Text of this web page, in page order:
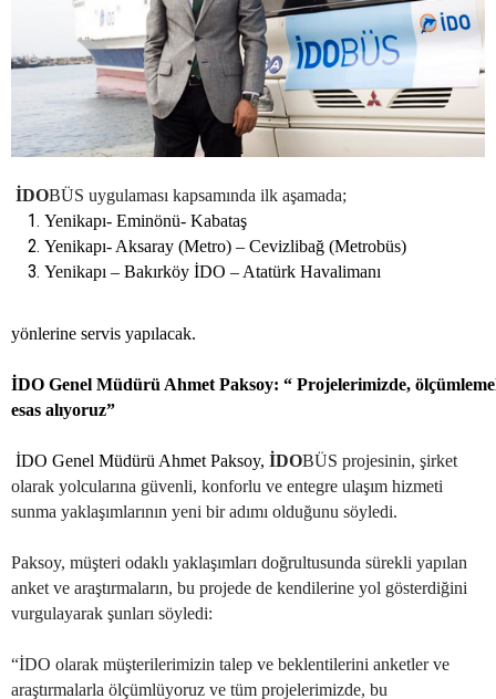
İDOBÜS uygulaması kapsamında ilk aşamada;
Yenikapı- Eminönü- Kabataş
Yenikapı- Aksaray (Metro) – Cevizlibağ (Metrobüs)
Yenikapı – Bakırköy İDO – Atatürk Havalimanı
yönlerine servis yapılacak.
İDO Genel Müdürü Ahmet Paksoy: “ Projelerimizde,
esas alıyoruz”
İDO Genel Müdürü Ahmet Paksoy, İDOBÜS projesinin, şirket
olarak yolcularına güvenli, konforlu ve entegre ulaşım hizmeti
sunma yaklaşımlarının yeni bir adımı olduğunu söyledi.
Paksoy, müşteri odaklı yaklaşımları doğrultusunda sürekli yapılan
anket ve araştırmaların, bu projede de kendilerine yol gösterdiğini
vurgulayarak şunları söyledi:
“İDO olarak müşterilerimizin talep ve beklentilerini anketler ve
araştırmalarla ölçümlüyoruz ve tüm projelerimizde, bu